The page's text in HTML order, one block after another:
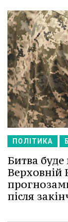
ПОЛІТИКА
Битва
Верховній
після